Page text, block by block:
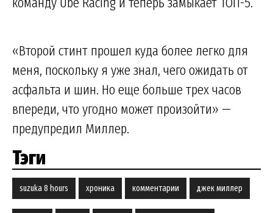
«Второй стинт прошел куда более легко для
меня, поскольку я уже знал, чего ожидать от
асфальта и шин. Но еще больше трех часов
впереди, что угодно может произойти» —
предупредил Миллер.
Тэги
suzuka 8 hours хроника комментарии джек миллер